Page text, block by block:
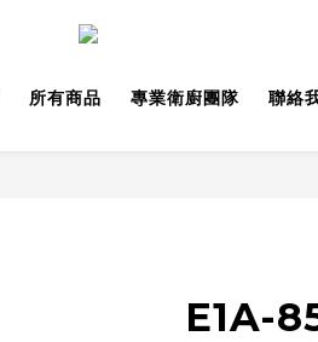
所有商品 專業衛廚團隊 聯絡
E1A-